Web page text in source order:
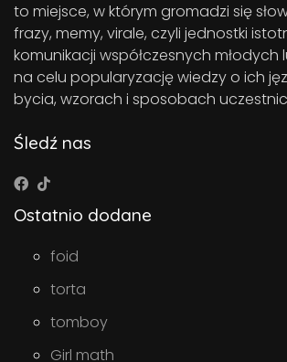
to miejsce, w którym gromadzi się
frazy, memy, virale, czyli jednostki
komunikacji współczesnych młodych
na celu popularyzację wiedzy o ich
bycia, wzorach i sposobach
Śledź nas
Ostatnio dodane
foid
torta
tomboy
Girl math